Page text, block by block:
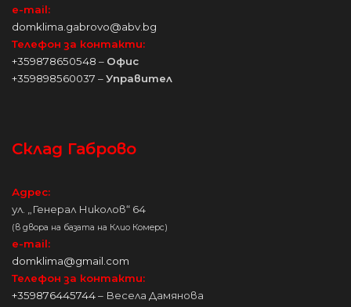
e-mail:
domklima.gabrovo@abv.bg
Телефон за контакти:
+359878650548 – Офис
+359898560037 –Управител
Склад Габрово
Адрес:
ул. „Генерал Николов“ 64
(в двора на базата на Клио Комерс)
e-mail:
domklima@gmail.com
Телефон за контакти:
+359876445744– Весела Дамянова